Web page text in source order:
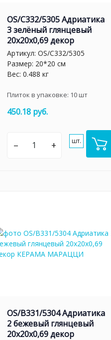
OS/C332/5305 Адриатика
3 зелёный глянцевый
20x20x0,69 декор
Артикул: OS/C332/5305
Размер: 20*20 см
Вес: 0.488 кг
Плиток в упаковке: 10шт
450.18 руб.
– + шт.
OS/B331/5304 Адриатика
2 бежевый глянцевый
20x20x0,69 декор